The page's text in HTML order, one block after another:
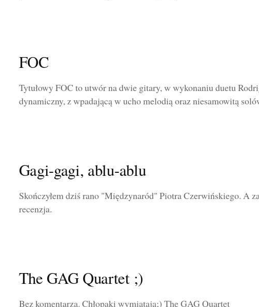
FOC
Tytułowy FOC to utwór na dwie gitary, w wykonaniu duetu
dynamiczny, z wpadającą w ucho melodią oraz niesamowitą
Gagi-gagi, ablu-ablu
Skończyłem dziś rano "Międzynaród" Piotra Czerwińskiego. A
recenzja.
The GAG Quartet ;)
Bez komentarza. Chłopaki wymiatają;) The GAG Quartet